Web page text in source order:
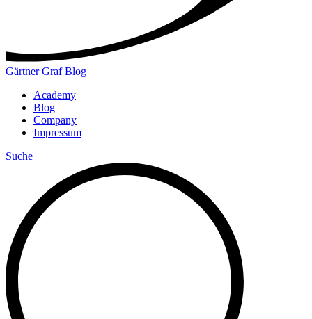
Gärtner Graf Blog
Academy
Blog
Company
Impressum
Suche